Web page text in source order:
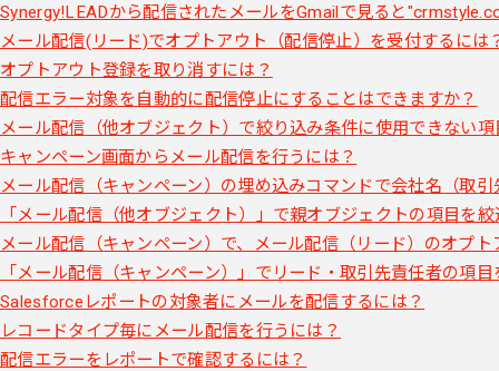
Synergy!LEADから配信されたメールをGmailで見ると
メール配信(リード)でオプトアウト（配信停止）を受付するには
オプトアウト登録を取り消すには？
配信エラー対象を自動的に配信停止にすることはできますか？
メール配信（他オブジェクト）で絞り込み条件に使用できない項
キャンペーン画面からメール配信を行うには？
メール配信（キャンペーン）の埋め込みコマンドで会社名（取
「メール配信（他オブジェクト）」で親オブジェクトの項目を
メール配信（キャンペーン）で、メール配信（リード）のオプ
「メール配信（キャンペーン）」でリード・取引先責任者の項
Salesforceレポートの対象者にメールを配信するには？
レコードタイプ毎にメール配信を行うには？
配信エラーをレポートで確認するには？